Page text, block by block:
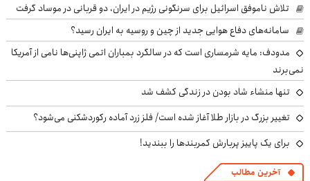
تلاش ناموفق اسرائیل برای سرنگونی رژیم در ایران، دو قربانی در موساد گرفت
سامانه‌های دفاع هوایی جدید از چین و روسیه به ایران رسید؟
مدودف: مایه شرمساری است که در سالگرد بمباران اتمی ژاپنی‌ها نامی از آمریکا
نمی‌برند
تنها منشاء شاد بودن در زندگی کشف شد
تغییر بزرگ در بازار طلا آغاز شده است/ فلز زرد آماده رکوردشکنی می‌شود؟
برای یک پاییز پربارش کمربندها را ببندید!
آخرین مطالب